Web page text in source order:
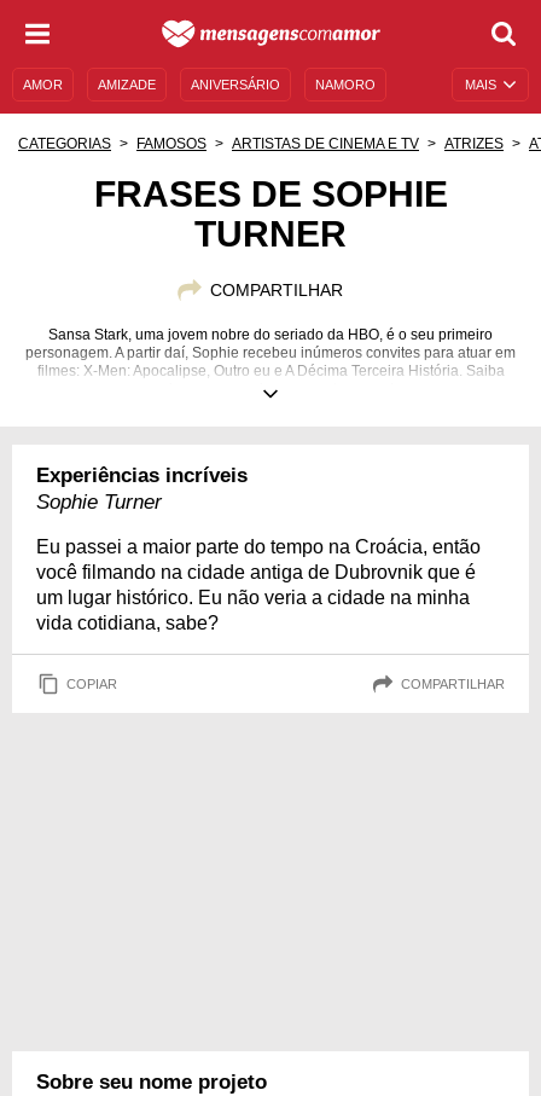
MAIS
AMOR AMIZADE ANIVERSÁRIO NAMORO
MENSAGENS DE ANIVERSÁRIO
CATEGORIAS FAMOSOS ARTISTAS DE CINEMA E TV ATRIZES
FRASES DE SOPHIE
TURNER
COMPARTILHAR
Sansa Stark, uma jovem nobre do seriado da HBO, é o seu primeiro
personagem. A partir daí, Sophie recebeu inúmeros convites para atuar em
filmes: X-Men: Apocalipse, Outro eu e A Décima Terceira História. Saiba
mais o que essa jovem garota pensa!
Experiências incríveis
Sophie Turner
Eu passei a maior parte do tempo na Croácia, então
você filmando na cidade antiga de Dubrovnik que é
um lugar histórico. Eu não veria a cidade na minha
vida cotidiana, sabe?
COPIAR COMPARTILHAR
Sobre seu nome projeto